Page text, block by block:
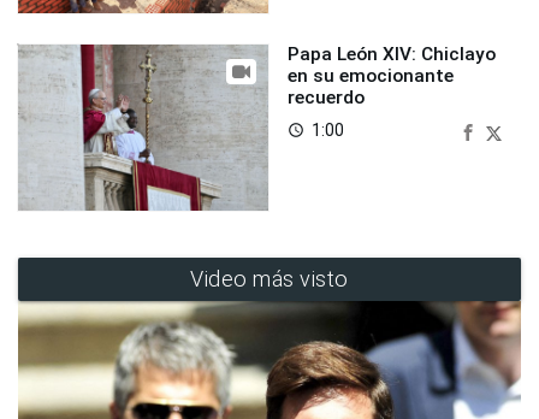
Papa León XIV: Chiclayo
en su emocionante
recuerdo
access_time 1:00
Video más visto